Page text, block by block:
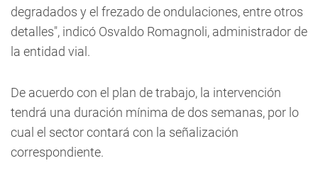
degradados y el frezado de ondulaciones, entre otros
detalles", indicó Osvaldo Romagnoli, administrador de
la entidad vial.
De acuerdo con el plan de trabajo, la intervención
tendrá una duración mínima de dos semanas, por lo
cual el sector contará con la señalización
correspondiente.